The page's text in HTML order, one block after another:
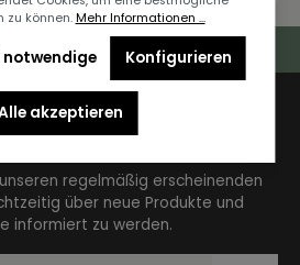
Kostenloser Versand
regelmäßig erscheinenden
über neue Produkte und
informiert zu werden.
zu können. Mehr Informationen ...
Konfigurieren
akzeptieren